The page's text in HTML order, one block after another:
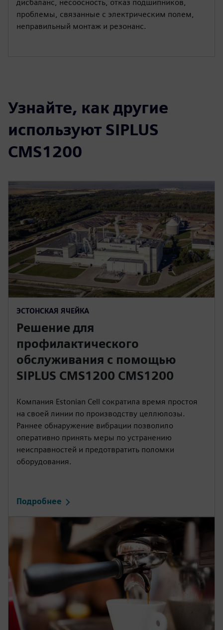
дисбаланс, несоосность, отказ подшипников,
проблемы, связанные с электрическим полем,
неправильный монтаж и резонанс.
Узнайте, как другие
используют SIPLUS
CMS1200
ЭСТОНСКАЯ ЯЧЕЙКА
Решение для
профилактического
обслуживания с помощью
SIPLUS CMS1200 CMS1200
Компания Estonian Cell сократила время простоя
на своей линии по производству целлюлозы.
Раннее обнаружение вибрации позволило
оперативно принять меры по устранению
неисправностей и предотвратить поломки
оборудования.
Подробнее